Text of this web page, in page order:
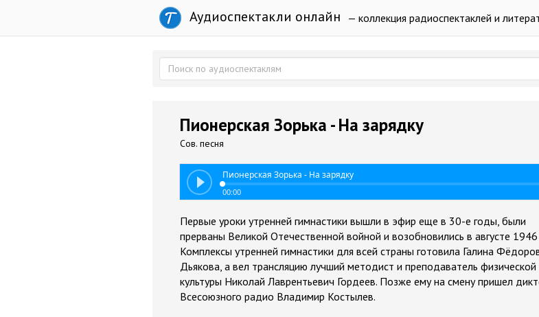
Аудиоспектакли онлайн — коллекция радиоспектаклей и
Пионерская Зорька - На зарядку
Сов. песня
Пионерская Зорька - На зарядку
00:00
Первые уроки утренней гимнастики вышли в эфир еще в 30-е годы, были
прерваны Великой Отечественной войной и возобновились в августе 1946
Комплексы утренней гимнастики для всей страны готовила Галина
Дьякова, а вел трансляцию лучший методист и преподаватель физической
культуры Николай Лаврентьевич Гордеев. Позже ему на смену пришел
Всесоюзного радио Владимир Костылев.